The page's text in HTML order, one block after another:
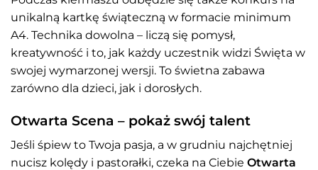
unikalną kartkę świąteczną w formacie minimum
A4. Technika dowolna – liczą się pomysł,
kreatywność i to, jak każdy uczestnik widzi Święta w
swojej wymarzonej wersji. To świetna zabawa
zarówno dla dzieci, jak i dorosłych.
Otwarta Scena – pokaż swój talent
Jeśli śpiew to Twoja pasja, a w grudniu najchętniej
nucisz kolędy i pastorałki, czeka na Ciebie Otwarta